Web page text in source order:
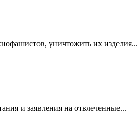
уничтожить их изделия...
и заявления на отвлеченные...